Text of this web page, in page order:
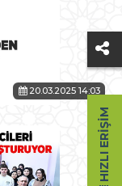
20.03.2025 14:03
HIZLI ERIŞIM